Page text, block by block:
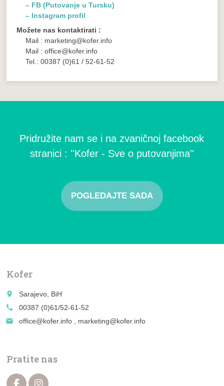
– FB (Putovanje u Tursku)
– Instagram profil
Možete nas kontaktirati :
Mail : marketing@kofer.info
Mail : office@kofer.info
Tel.: 00387 (0)61 / 52-61-52
Pridružite nam se i na zvaničnoj facebook
stranici : ''Kofer - Sve o putovanjima''
POGLEDAJTE SADA
Kofer
place
Sarajevo, BiH
call
00387 (0)61/52-61-52
email
office@kofer.info , marketing@kofer.info
Pratite nas